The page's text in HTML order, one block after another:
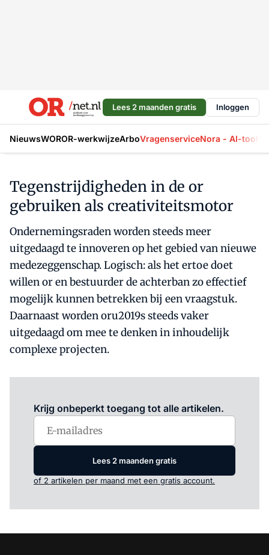
Lees 2 maanden gratis Inloggen
NieuwsWOROR-werkwijzeArboVragenserviceNora - AI-tool
Tegenstrijdigheden in de or
gebruiken als creativiteitsmotor
Ondernemingsraden worden steeds meer
uitgedaagd te innoveren op het gebied van nieuwe
medezeggenschap. Logisch: als het ertoe doet
willen or en bestuurder de achterban zo effectief
mogelijk kunnen betrekken bij een vraagstuk.
Daarnaast worden oru2019s steeds vaker
uitgedaagd om mee te denken in inhoudelijk
complexe projecten.
Krijg onbeperkt toegang tot alle artikelen.
Lees 2 maanden gratis
of 2 artikelen per maand met een gratis account.